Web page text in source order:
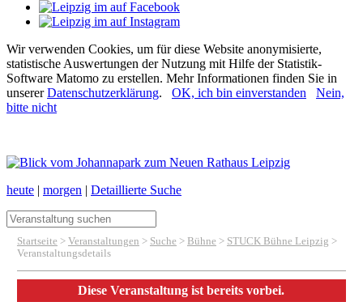
Wir verwenden Cookies, um für diese Website anonymisierte,
statistische Auswertungen der Nutzung mit Hilfe der Statistik-
Software Matomo zu erstellen. Mehr Informationen finden Sie in
unsererDatenschutzerklärung. OK, ich bin einverstanden
Nein,
bitte nicht
heute | morgen | Detaillierte Suche
Startseite > Veranstaltungen > Suche > Bühne > STUCK Bühne Leipzig >
Veranstaltungsdetails
Diese Veranstaltung ist bereits vorbei.